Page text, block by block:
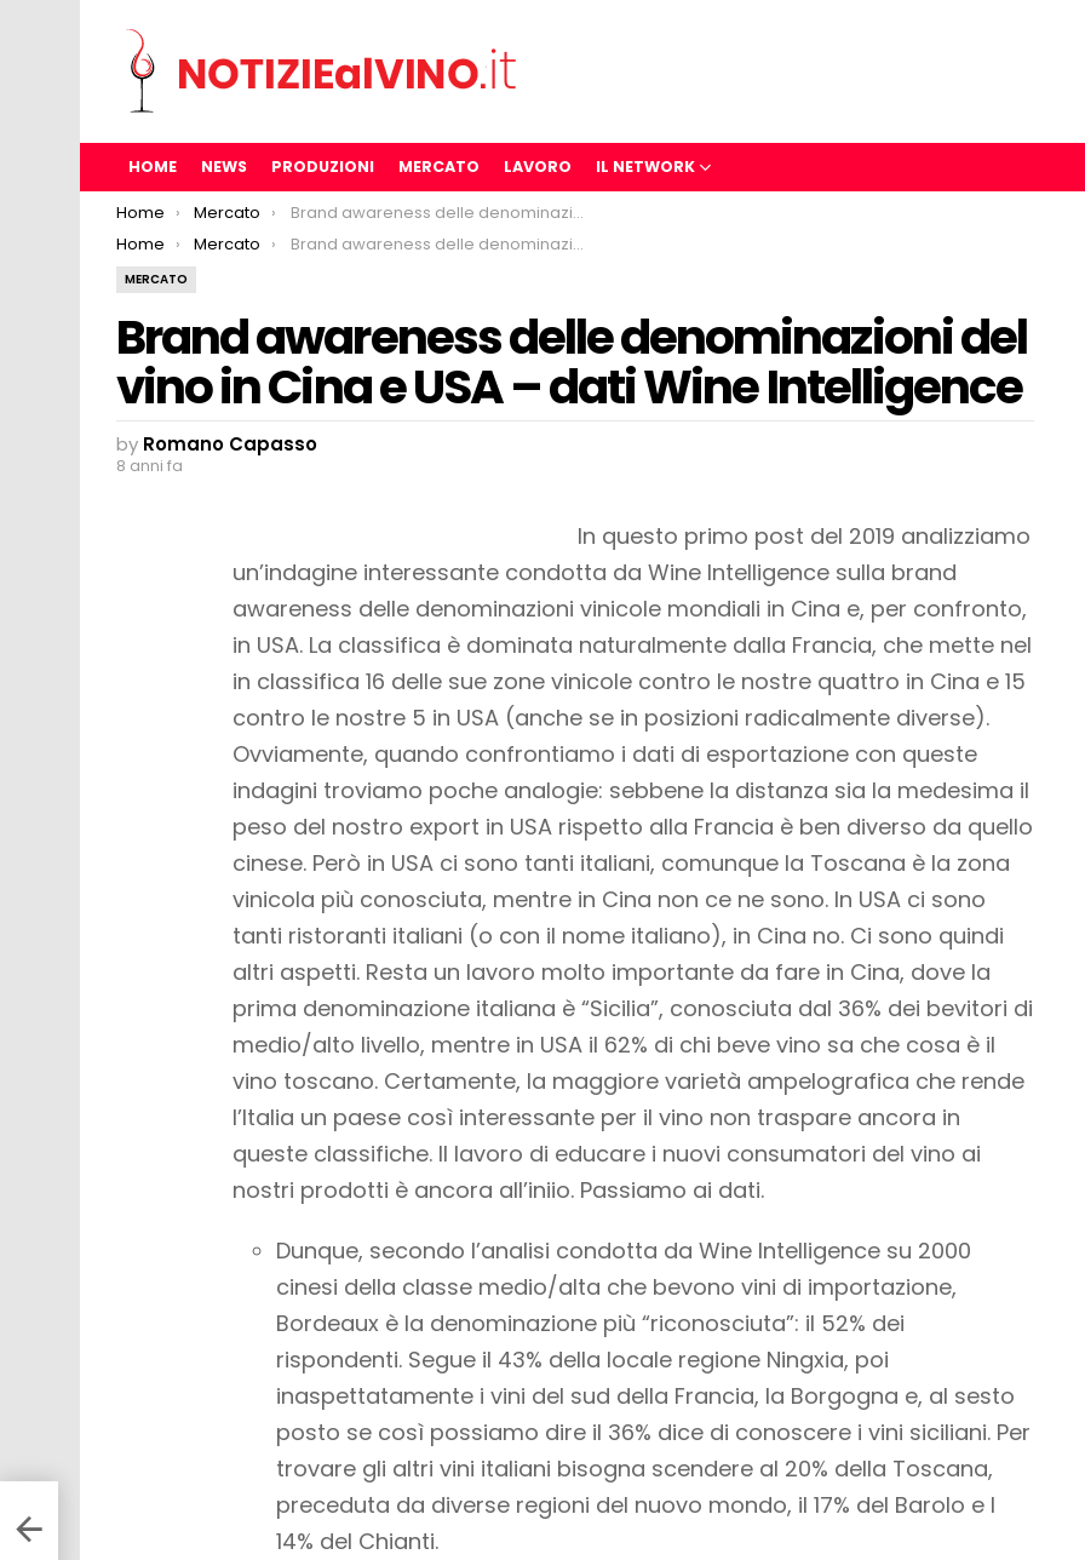
HOME NEWS PRODUZIONI MERCATO LAVORO IL NETWORK
You are here:
Home Mercato
Brand awareness delle denominazioni del vino in Cina e USA – dati Wine Intelligence
You are here:
Home Mercato Brand awareness delle denominazioni del vino in Cina e USA – dati Wine Intelligence
MERCATO
Brand awareness delle denominazioni del
vino in Cina e USA – dati Wine Intelligence
by Romano Capasso
8 anni fa
In questo primo post del 2019 analizziamo
un’indagine interessante condotta da Wine Intelligence sulla brand
awareness delle denominazioni vinicole mondiali in Cina e, per confronto,
in USA. La classifica è dominata naturalmente dalla Francia, che mette nel
in classifica 16 delle sue zone vinicole contro le nostre quattro in Cina e 15
contro le nostre 5 in USA (anche se in posizioni radicalmente diverse).
Ovviamente, quando confrontiamo i dati di esportazione con queste
indagini troviamo poche analogie: sebbene la distanza sia la medesima il
peso del nostro export in USA rispetto alla Francia è ben diverso da quello
cinese. Però in USA ci sono tanti italiani, comunque la Toscana è la zona
vinicola più conosciuta, mentre in Cina non ce ne sono. In USA ci sono
tanti ristoranti italiani (o con il nome italiano), in Cina no. Ci sono quindi
altri aspetti. Resta un lavoro molto importante da fare in Cina, dove la
prima denominazione italiana è “Sicilia”, conosciuta dal 36% dei bevitori di
medio/alto livello, mentre in USA il 62% di chi beve vino sa che cosa è il
vino toscano. Certamente, la maggiore varietà ampelografica che rende
l’Italia un paese così interessante per il vino non traspare ancora in
queste classifiche. Il lavoro di educare i nuovi consumatori del vino ai
nostri prodotti è ancora all’iniio. Passiamo ai dati.
Dunque, secondo l’analisi condotta da Wine Intelligence su 2000
cinesi della classe medio/alta che bevono vini di importazione,
Bordeaux è la denominazione più “riconosciuta”: il 52% dei
rispondenti. Segue il 43% della locale regione Ningxia, poi
inaspettatamente i vini del sud della Francia, la Borgogna e, al sesto
posto se così possiamo dire il 36% dice di conoscere i vini siciliani. Per
trovare gli altri vini italiani bisogna scendere al 20% della Toscana,
preceduta da diverse regioni del nuovo mondo, il 17% del Barolo e l
14% del Chianti.